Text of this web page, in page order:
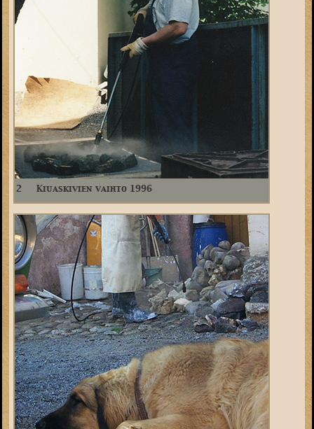
2 Kiuaskivien vaihto 1996